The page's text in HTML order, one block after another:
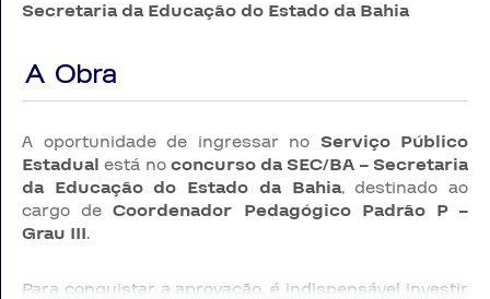
Secretaria da Educação do Estado da Bahia
A Obra
A oportunidade de ingressar no Serviço Público
Estadual está noconcurso da SEC/BA – Secretaria
da Educação do Estado da Bahia, destinado ao
cargo deCoordenador Pedagógico Padrão P –
Grau III.
Para conquistar a aprovação, é indispensável investir